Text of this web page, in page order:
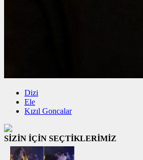
Dizi
Ele
Kızıl Goncalar
SİZİN İÇİN SEÇTİKLERİMİZ